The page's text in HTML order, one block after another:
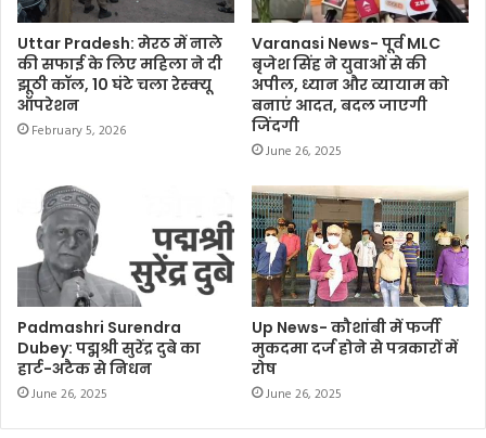
Uttar Pradesh: मेरठ में नाले
की सफाई के लिए महिला ने दी
झूठी कॉल, 10 घंटे चला रेस्क्यू
ऑपरेशन
February 5, 2026
Varanasi News- पूर्व MLC
बृजेश सिंह ने युवाओं से की
अपील, ध्यान और व्यायाम को
बनाएं आदत, बदल जाएगी
जिंदगी
June 26, 2025
Padmashri Surendra
Dubey: पद्मश्री सुरेंद्र दुबे का
हार्ट-अटैक से निधन
June 26, 2025
Up News- कौशांबी में फर्जी
मुकदमा दर्ज होने से पत्रकारों में
रोष
June 26, 2025